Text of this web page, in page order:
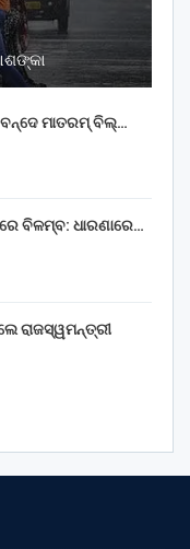
ବନ୍ଦେ ମାତରମ୍‌ ବିଲ୍‌…
ବିଳମ୍ବ: ଧାରଣାରେ…
ରାଜସ୍ୱମନ୍ତ୍ରୀ